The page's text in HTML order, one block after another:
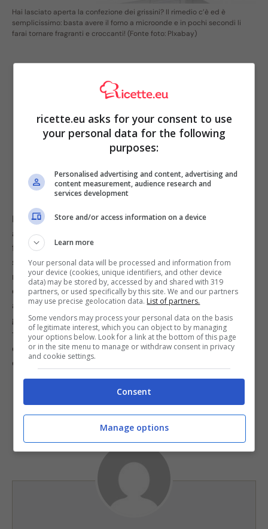
Hai lasciato aperta la confezione dei grissini? Il rimedio c’è ed è
semplicissimo: basta avere il forno a microonde e in pochi secondi li
farai tornare fragranti e croccanti! (Fonte foto: PIxabay)
Molto semplice, in questi casi vi basterà avere un forno
a microonde e il problema è presto risolto! Non dovrete
fare altro, infatti, che mettere i grissini per qualche
secondo nel vostro microonde. Una volta sfornati,
resterete senza parole dal risultato! Scoprirete, infatti,
che sono tornati fragranti e croccanti come se li aveste
appena aperti, e sono anche un pochino caldi, che non
guasta! Basterà provare, dunque, questo semplice
trucco per non avere più problemi anche quando vi
capita di non chiudere i grissini o i crackers. Il successo
è assicurato!
ricette.eu asks for your consent to use
your personal data for the following
purposes:
Personalised advertising and content, advertising and
content measurement, audience research and
services development
Store and/or access information on a device
Learn more
Your personal data will be processed and information from
your device (cookies, unique identifiers, and other device
data) may be stored by, accessed by and shared with 319
partners, or used specifically by this site. We and our partners
may use precise geolocation data. List of partners.
Some vendors may process your personal data on the basis
of legitimate interest, which you can object to by managing
your options below. Look for a link at the bottom of this page
or in the site menu to manage or withdraw consent in privacy
and cookie settings.
Consent
Manage options